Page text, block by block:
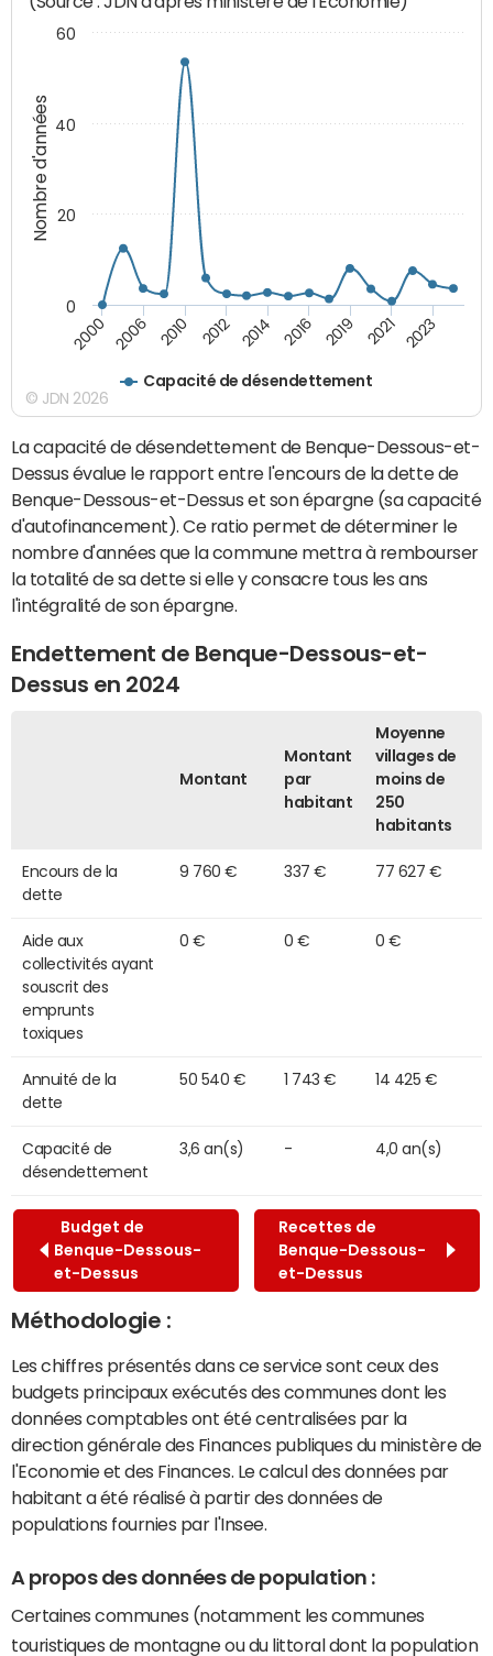
Nombre d'années
Capacité de désendettement
2000 2006 2010 2012 2014 2016 2019 2021 2023
0
20
40
60
© JDN 2026
La capacité de désendettement de Benque-Dessous-et-
Dessus évalue le rapport entre l'encours de la dette de
Benque-Dessous-et-Dessus et son épargne (sa capacité
d'autofinancement). Ce ratio permet de déterminer le
nombre d'années que la commune mettra à rembourser
la totalité de sa dette si elle y consacre tous les ans
l'intégralité de son épargne.
Endettement de Benque-Dessous-et-
Dessus en 2024
Montant
Montant
par
habitant
Moyenne
villages de
moins de
250
habitants
Encours de la
dette
9 760 € 337 € 77 627 €
Aide aux
collectivités ayant
souscrit des
emprunts
toxiques
0 € 0 € 0 €
Annuité de la
dette
50 540 € 1 743 € 14 425 €
Capacité de
désendettement
3,6 an(s) - 4,0 an(s)
Budget de
Benque-Dessous-
et-Dessus
Recettes de
Benque-Dessous-
et-Dessus
Méthodologie :
Les chiffres présentés dans ce service sont ceux des
budgets principaux exécutés des communes dont les
données comptables ont été centralisées par la
direction générale des Finances publiques du ministère de
l'Economie et des Finances. Le calcul des données par
habitant a été réalisé à partir des données de
populations fournies par l'Insee.
A propos des données de population :
Certaines communes (notamment les communes
touristiques de montagne ou du littoral dont la population